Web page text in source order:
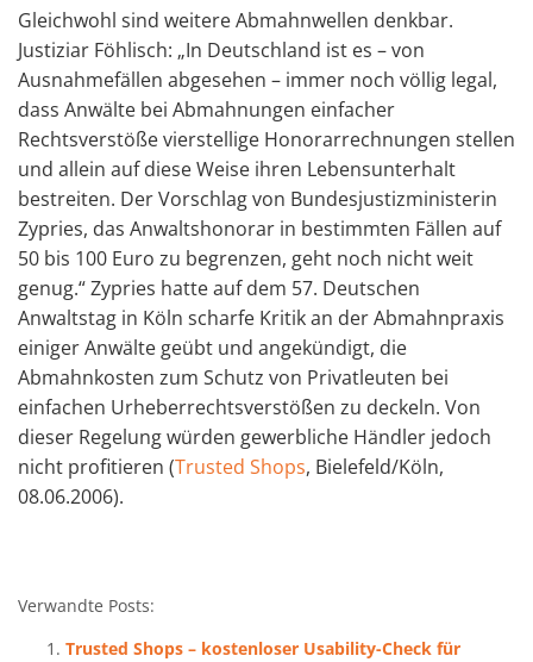
Gleichwohl sind weitere Abmahnwellen denkbar.
Justiziar Föhlisch: „In Deutschland ist es – von
Ausnahmefällen abgesehen – immer noch völlig legal,
dass Anwälte bei Abmahnungen einfacher
Rechtsverstöße vierstellige Honorarrechnungen stellen
und allein auf diese Weise ihren Lebensunterhalt
bestreiten. Der Vorschlag von Bundesjustizministerin
Zypries, das Anwaltshonorar in bestimmten Fällen auf
50 bis 100 Euro zu begrenzen, geht noch nicht weit
genug.“ Zypries hatte auf dem 57. Deutschen
Anwaltstag in Köln scharfe Kritik an der Abmahnpraxis
einiger Anwälte geübt und angekündigt, die
Abmahnkosten zum Schutz von Privatleuten bei
einfachen Urheberrechtsverstößen zu deckeln. Von
dieser Regelung würden gewerbliche Händler jedoch
nicht profitieren (Trusted Shops, Bielefeld/Köln,
08.06.2006).
Verwandte Posts:
Trusted Shops – kostenloser Usability-Check für